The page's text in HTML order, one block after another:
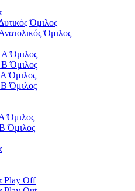
Όμιλος
Όμιλος
Όμιλος
Όμιλος
Όμιλος
Όμιλος
Όμιλος
Όμιλος
Play Off